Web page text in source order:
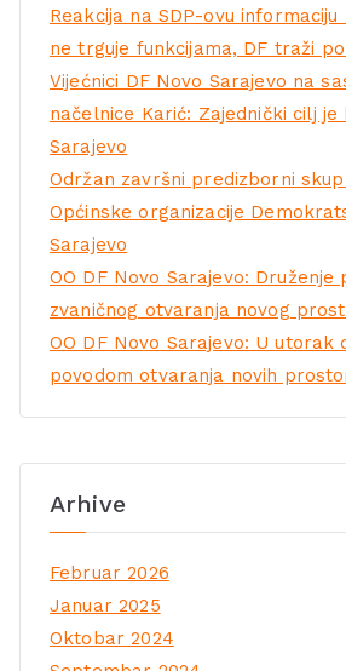
Reakcija na SDP-ovu
ne trguje funkcijama, DF traži
Vijećnici DF Novo Sarajevo na
načelnice Karić: Zajednički cilj je
Sarajevo
Održan završni predizborni
Općinske organizacije
Sarajevo
OO DF Novo Sarajevo: Druženje
zvaničnog otvaranja novog
OO DF Novo Sarajevo: U utorak
povodom otvaranja novih
Arhive
Februar 2026
Januar 2025
Oktobar 2024